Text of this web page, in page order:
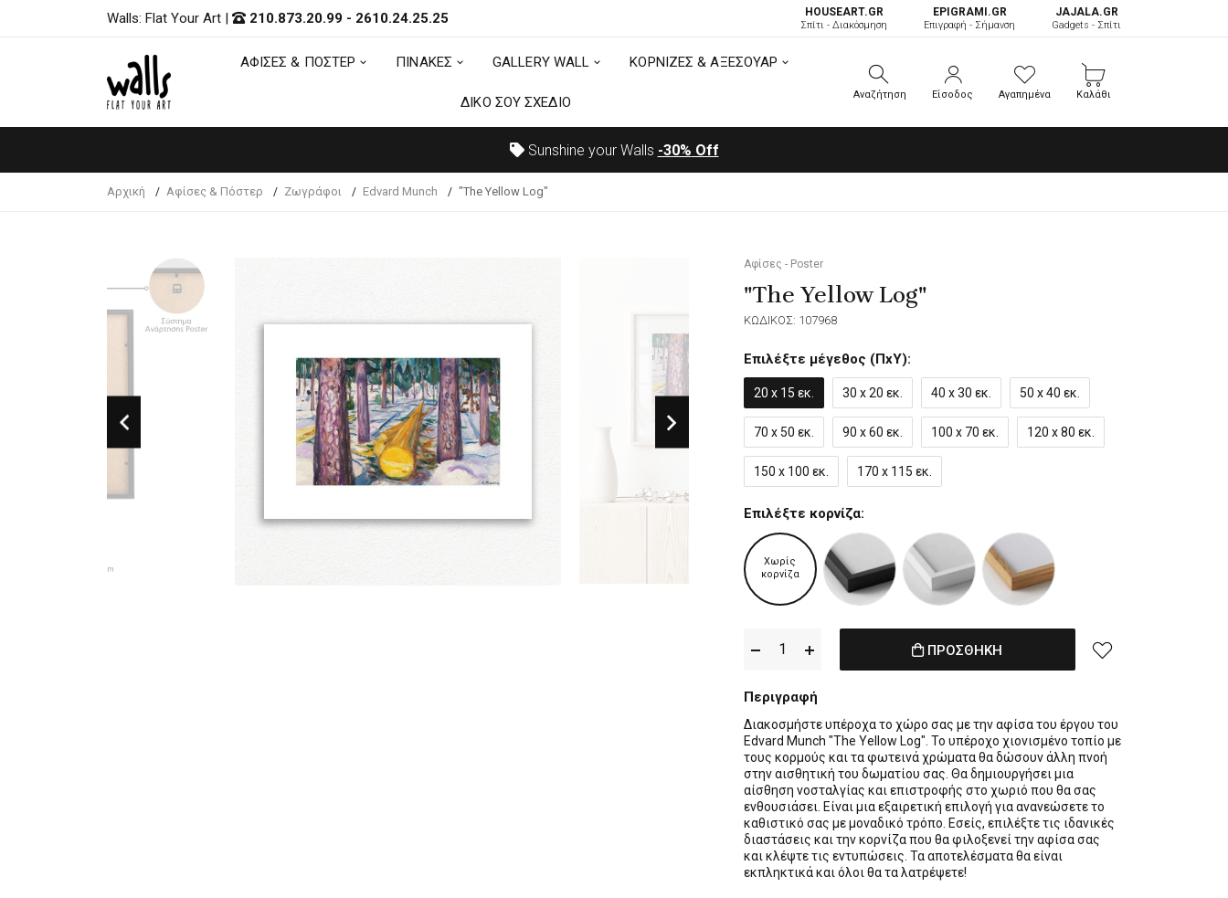
ΑΦΙΣΕΣ & ΠΟΣΤΕΡ ΠΙΝΑΚΕΣ
ΔΙΚΟ ΣΟΥ ΣΧΕΔΙΟ
Walls: Flat Your Art | 210.873.20.99 - 2610.24.25.25 HOUSEART.GR
Σπίτι - Διακόσμηση
ΕPIGRAMI.GR
Επιγραφή - Σήμανση
JAJALA.GR
Gadgets - Σπίτι
ΑΦΙΣΕΣ & ΠΟΣΤΕΡ ΠΙΝΑΚΕΣ GALLERY WALL ΚΟΡΝΙΖΕΣ & ΑΞΕΣΟΥΑΡ
ΔΙΚΟ ΣΟΥ ΣΧΕΔΙΟ Αναζήτηση Είσοδος Αγαπημένα Καλάθι
Sunshine your Walls -30% Off
Αρχική Αφίσες & Πόστερ Ζωγράφοι Edvard Munch "The Yellow Log"
Αφίσες - Poster
"The Yellow Log"
ΚΩΔΙΚΟΣ: 107968
Επιλέξτε μέγεθος (ΠxΥ):
20 x 15 εκ. 30 x 20 εκ. 40 x 30 εκ. 50 x 40 εκ.
70 x 50 εκ. 90 x 60 εκ. 100 x 70 εκ. 120 x 80 εκ.
150 x 100 εκ. 170 x 115 εκ.
Επιλέξτε κορνίζα:
Χωρίς
κορνίζα
ΠΡΟΣΘΗΚΗ
Περιγραφή
Διακοσμήστε υπέροχα το χώρο σας με την αφίσα του έργου του
Edvard Munch "The Yellow Log". Το υπέροχο χιονισμένο τοπίο με
τους κορμούς και τα φωτεινά χρώματα θα δώσουν άλλη πνοή
στην αισθητική του δωματίου σας. Θα δημιουργήσει μια
αίσθηση νοσταλγίας και επιστροφής στο χωριό που θα σας
ενθουσιάσει. Είναι μια εξαιρετική επιλογή για ανανεώσετε το
καθιστικό σας με μοναδικό τρόπο. Εσείς, επιλέξτε τις ιδανικές
διαστάσεις και την κορνίζα που θα φιλοξενεί την αφίσα σας
και κλέψτε τις εντυπώσεις. Τα αποτελέσματα θα είναι
εκπληκτικά και όλοι θα τα λατρέψετε!